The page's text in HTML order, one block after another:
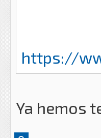
https://
Ya hemos